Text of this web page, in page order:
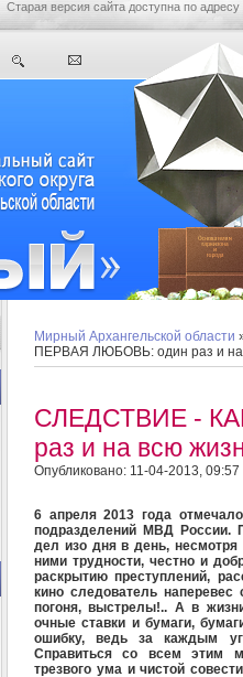
Старая версия сайта доступна по адресу
Мирный Архангельской области
ПЕРВАЯ ЛЮБОВЬ: один раз и на
СЛЕДСТВИЕ -
раз и на всю
Опубликовано: 11-04-2013, 09:57
6 апреля 2013 года
подразделений МВД России.
дел изо дня в день,
ними трудности, честно и
раскрытию преступлений,
кино следователь
погоня, выстрелы!.. А в
очные ставки и бумаги,
ошибку, ведь за каждым
Справиться со всем этим
трезвого ума и чистой